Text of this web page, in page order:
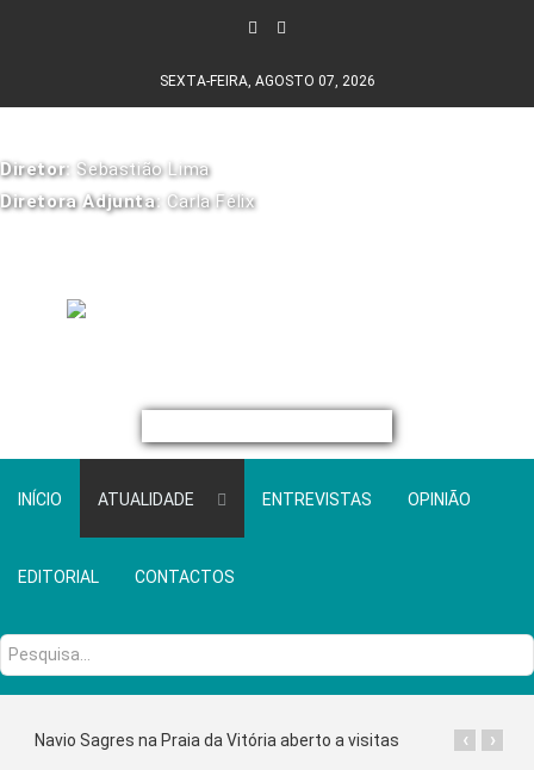
SEXTA-FEIRA, AGOSTO 07, 2026
Diretor: Sebastião Lima
Diretora Adjunta: Carla Félix
INÍCIO ATUALIDADE ENTREVISTAS OPINIÃO
EDITORIAL CONTACTOS
Pesquisa...
Navio Sagres na Praia da Vitória aberto a visitas ›
‹